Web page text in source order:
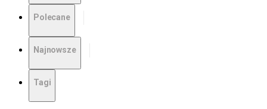
Polecane
Najnowsze
Tagi